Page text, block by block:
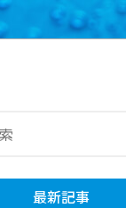
最新記事